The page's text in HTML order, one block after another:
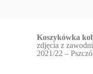
Koszykówka
zdjęcia z
2021/22 –